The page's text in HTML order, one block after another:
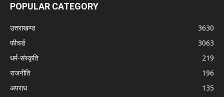
POPULAR CATEGORY
उत्तराखण्ड
3630
फीचर्ड
3063
धर्म-संस्कृति
219
राजनीति
196
अपराध
135